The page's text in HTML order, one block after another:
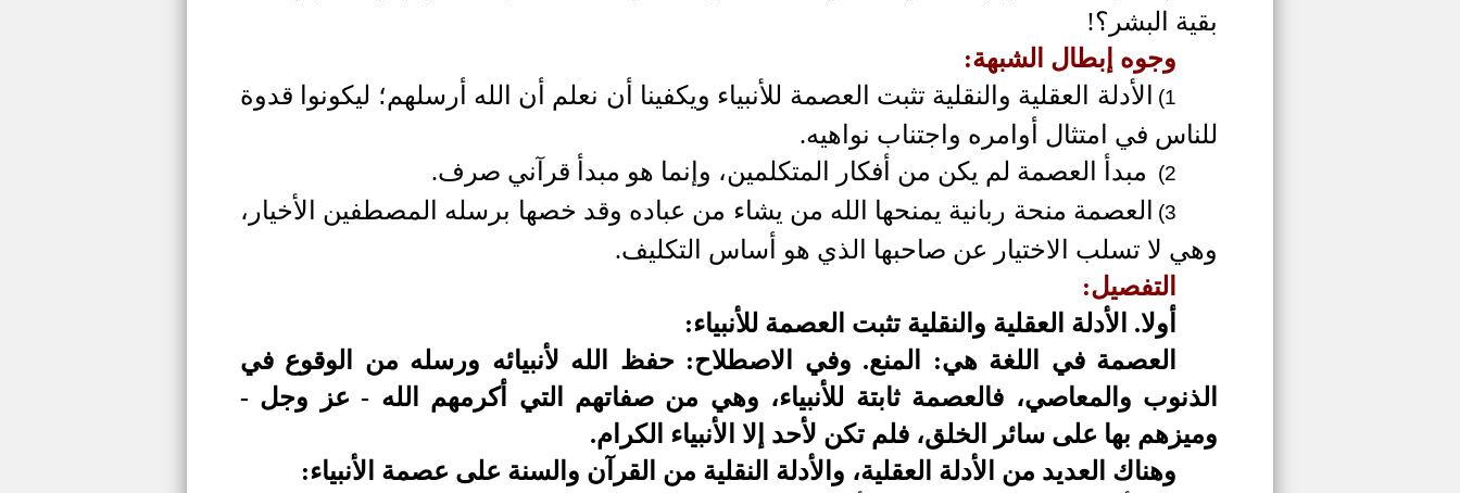
بقية البشر؟!
وجوه إبطال الشبهة:
1)
الأدلة العقلية والنقلية تثبت العصمة للأنبياء ويكفينا أن نعلم أن الله أرسلهم؛ ليكونوا قدوة
للناس في امتثال أوامره واجتناب نواهيه.
2) مبدأ العصمة لم يكن من أفكار المتكلمين، وإنما هو مبدأ قرآني صرف.
3)
العصمة منحة ربانية يمنحها الله من يشاء من عباده وقد خصها برسله المصطفين الأخيار،
وهي لا تسلب الاختيار عن صاحبها الذي هو أساس التكليف.
التفصيل:
أولا. الأدلة العقلية والنقلية تثبت العصمة للأنبياء:
العصمة في اللغة هي: المنع. وفي الاصطلاح: حفظ الله لأنبيائه ورسله من الوقوع في
الذنوب والمعاصي، فالعصمة ثابتة للأنبياء، وهي من صفاتهم التي أكرمهم الله - عز وجل -
وميزهم بها على سائر الخلق، فلم تكن لأحد إلا الأنبياء الكرام.
وهناك العديد من الأدلة العقلية، والأدلة النقلية من القرآن والسنة على عصمة الأنبياء: